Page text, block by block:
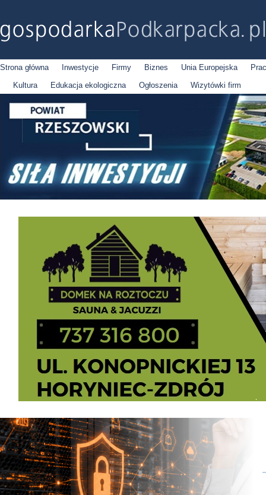
Strona główna Inwestycje Firmy Biznes Unia Europejska
Kultura
Edukacja ekologiczna Ogłoszenia Wizytówki firm